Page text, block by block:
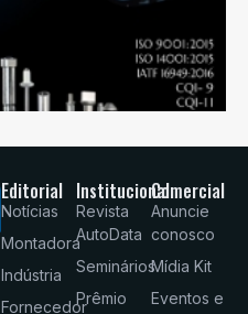
Editorial
Notícias
Montadora
Indústria
Fornecedor
Institucional
Revista
AutoData
Seminários
Prêmio
Comercial
Anuncie
conosco
Mídia Kit
Eventos e